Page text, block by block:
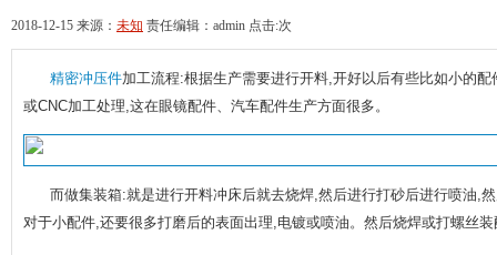
2018-12-15 来源： 未知 责任编辑：admin 点击:次
精密冲压件加工流程:根据生产需要进行开料,开好以后有些比如小的
或CNC加工处理,这在眼镜配件、汽车配件生产方面很多。
而做集装箱:就是进行开料冲床后就去烧焊,然后进行打砂后进行喷油,
对于小配件,还要很多打磨后的表面出理,电镀或喷油。然后烧焊或打螺丝